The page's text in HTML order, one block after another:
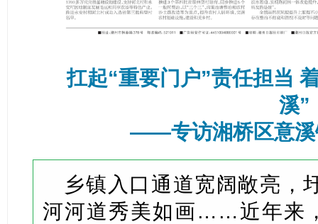
扛起“重要门户”责任担当
溪”
——专访湘桥区意溪
乡镇入口通道宽阔敞亮，
河河道秀美如画……近年来